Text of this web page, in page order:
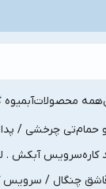
همه محصولات
حمامتی چرخشی /
سرویس آبکش . لگن
چنگال / سرویس